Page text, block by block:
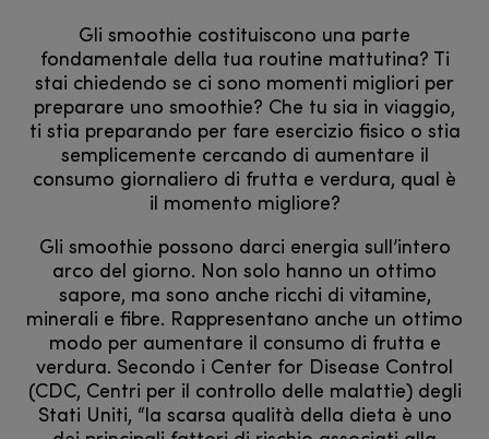
Gli smoothie costituiscono una parte
fondamentale della tua routine mattutina? Ti
stai chiedendo se ci sono momenti migliori per
preparare uno smoothie? Che tu sia in viaggio,
ti stia preparando per fare esercizio fisico o stia
semplicemente cercando di aumentare il
consumo giornaliero di frutta e verdura, qual è
il momento migliore?
Gli smoothie possono darci energia sull’intero
arco del giorno. Non solo hanno un ottimo
sapore, ma sono anche ricchi di vitamine,
minerali e fibre. Rappresentano anche un ottimo
modo per aumentare il consumo di frutta e
verdura. Secondo i Center for Disease Control
(CDC, Centri per il controllo delle malattie) degli
Stati Uniti, “la scarsa qualità della dieta è uno